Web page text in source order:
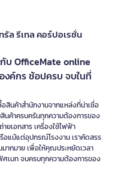
วามสะดวกในการเคลื่อนไหว
มใส่เป็นเวลานาน ควรเลือก
ะสม
เช่น หน้ากากป้องกัน ถุงมือ
มหรือซื้อแยกได้
คุณภาพ เลือกชุดที่คุ้มค่าและ
าพดี
กป้องชีวิตและสุขภาพของผู้
อเจ็บป่วยจากการทำงาน เพิ่ม
ให้กับพนักงานในองค์กร
และข้อบังคับด้านความ
รัล รีเทล คอร์ปอเรชั่น
OfficeMate online
งค์กร ช้อปครบ จบในที่
สินค้าสำนักงานจากแหล่งที่น่าเชื่อ
ค้าครบครันทุกความต้องการของ
ยเอกสาร เครื่องใช้ไฟฟ้า
แม้แต่อุปกรณ์โรงงาน เราคัดสรร
กมาย เพื่อให้คุณประหยัดเวลา
เมท จบครบทุกความต้องการของ